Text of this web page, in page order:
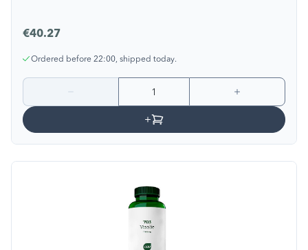
€40.27
Ordered before 22:00, shipped today.